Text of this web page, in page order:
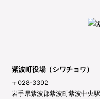
紫波町役場（シワチョウ）
〒028-3392
岩手県紫波郡紫波町紫波中央